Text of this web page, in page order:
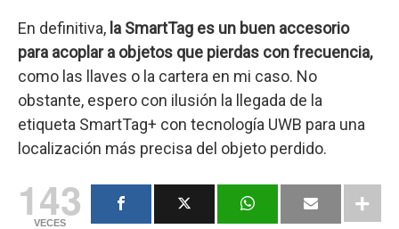
En definitiva, la SmartTag es un buen accesorio
para acoplar a objetos que pierdas con frecuencia,
como las llaves o la cartera en mi caso. No
obstante, espero con ilusión la llegada de la
etiqueta SmartTag+ con tecnología UWB para una
localización más precisa del objeto perdido.
143
VECES